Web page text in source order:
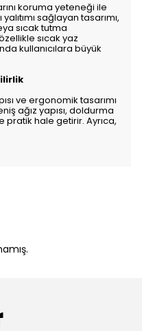
koruma yeteneği ile
sağlayan tasarımı,
sıcak tutma
sıcak yaz
kullanıcılara büyük
ve ergonomik tasarımı
ağız yapısı, doldurma
hale getirir. Ayrıca,